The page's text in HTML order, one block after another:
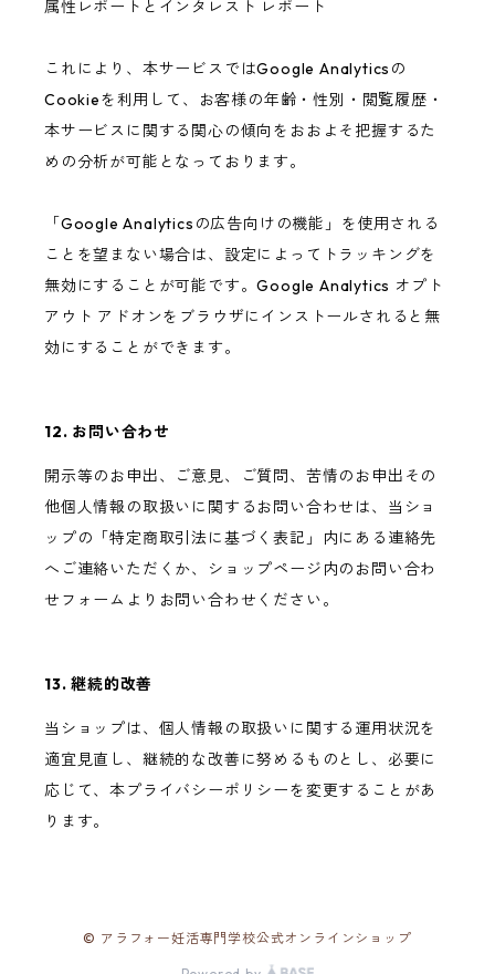
属性レポートとインタレスト レポート
これにより、本サービスではGoogle Analyticsの
Cookieを利用して、お客様の年齢・性別・閲覧履歴・
本サービスに関する関心の傾向をおおよそ把握するた
めの分析が可能となっております。
「Google Analyticsの広告向けの機能」を使用される
ことを望まない場合は、設定によってトラッキングを
無効にすることが可能です。Google Analytics オプト
アウト アドオンをブラウザにインストールされると無
効にすることができます。
12. お問い合わせ
開示等のお申出、ご意見、ご質問、苦情のお申出その
他個人情報の取扱いに関するお問い合わせは、当ショ
ップの「特定商取引法に基づく表記」内にある連絡先
へご連絡いただくか、ショップページ内のお問い合わ
せフォームよりお問い合わせください。
13. 継続的改善
当ショップは、個人情報の取扱いに関する運用状況を
適宜見直し、継続的な改善に努めるものとし、必要に
応じて、本プライバシーポリシーを変更することがあ
ります。
© アラフォー妊活専門学校公式オンラインショップ